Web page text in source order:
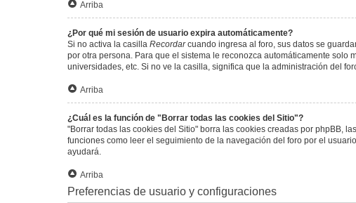
Arriba
¿Por qué mi sesión de usuario expira automáticamente?
Si no activa la casilla Recordarcuando ingresa al foro, sus datos se
por otra persona. Para que el sistema le reconozca automáticamente
universidades, etc. Si no ve la casilla, significa que la administración del
Arriba
¿Cuál es la función de "Borrar todas las cookies del Sitio"?
"Borrar todas las cookies del Sitio" borra las cookies creadas por phpBB,
funciones como leer el seguimiento de la navegación del foro por el
ayudará.
Arriba
Preferencias de usuario y configuraciones